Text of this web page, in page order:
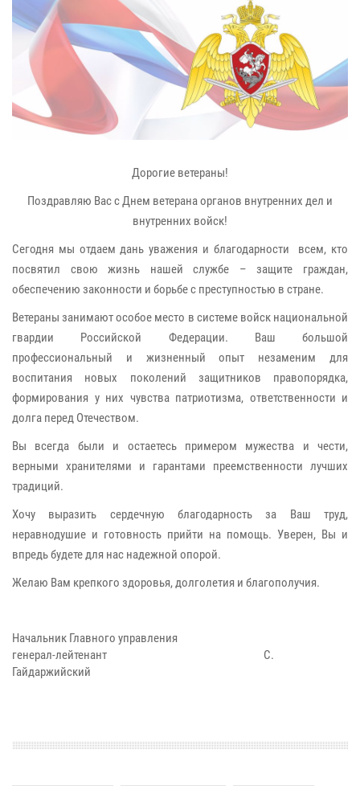
Дорогие ветераны!
Поздравляю Вас с Днем ветерана органов внутренних дел и
внутренних войск!
Сегодня мы отдаем дань уважения и благодарности всем, кто
посвятил свою жизнь нашей службе – защите граждан,
обеспечению законности и борьбе с преступностью в стране.
Ветераны занимают особое место в системе войск национальной
гвардии Российской Федерации. Ваш большой
профессиональный и жизненный опыт незаменим для
воспитания новых поколений защитников правопорядка,
формирования у них чувства патриотизма, ответственности и
долга перед Отечеством.
Вы всегда были и остаетесь примером мужества и чести,
верными хранителями и гарантами преемственности лучших
традиций.
Хочу выразить сердечную благодарность за Ваш труд,
неравнодушие и готовность прийти на помощь. Уверен, Вы и
впредь будете для нас надежной опорой.
Желаю Вам крепкого здоровья, долголетия и благополучия.
Начальник Главного управления
генерал-лейтенант С.
Гайдаржийский